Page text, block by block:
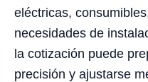
eléctricas,
necesidades de
la cotización puede
precisión y ajustarse